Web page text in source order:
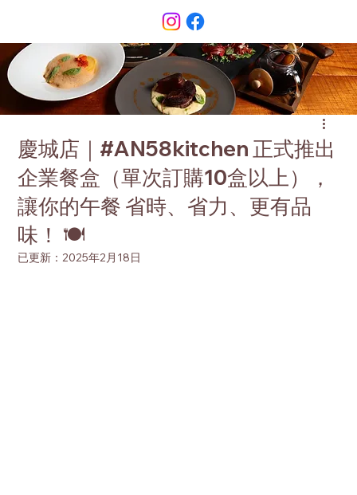
慶城店｜#AN58kitchen 正式推出
企業餐盒（單次訂購10盒以上），
讓你的午餐 省時、省力、更有品
味！ 🍽
已更新：2025年2月18日